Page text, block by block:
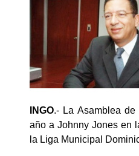
INGO.- La Asamblea
año a Johnny Jones en
la Liga Municipal